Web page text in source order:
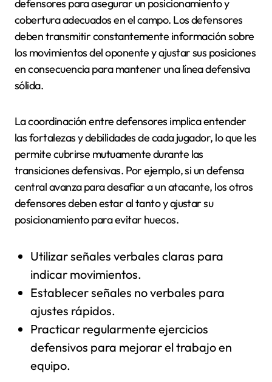
defensores para asegurar un posicionamiento y
cobertura adecuados en el campo. Los defensores
deben transmitir constantemente información sobre
los movimientos del oponente y ajustar sus posiciones
en consecuencia para mantener una línea defensiva
sólida.
La coordinación entre defensores implica entender
las fortalezas y debilidades de cada jugador, lo que les
permite cubrirse mutuamente durante las
transiciones defensivas. Por ejemplo, si un defensa
central avanza para desafiar a un atacante, los otros
defensores deben estar al tanto y ajustar su
posicionamiento para evitar huecos.
Utilizar señales verbales claras para
indicar movimientos.
Establecer señales no verbales para
ajustes rápidos.
Practicar regularmente ejercicios
defensivos para mejorar el trabajo en
equipo.